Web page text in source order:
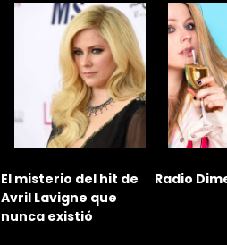
El misterio del hit de
Avril Lavigne que
nunca existió
Radio